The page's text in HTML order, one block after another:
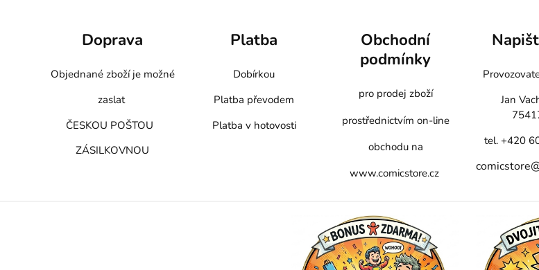
Doprava
Objednané zboží je možné
zaslat
ČESKOU POŠTOU
ZÁSILKOVNOU
Platba
Dobírkou
Platba převodem
Platba v hotovosti
Obchodní
podmínky
pro prodej zboží
prostřednictvím on-line
obchodu na
www.comicstore.cz
Jan
tel. +420